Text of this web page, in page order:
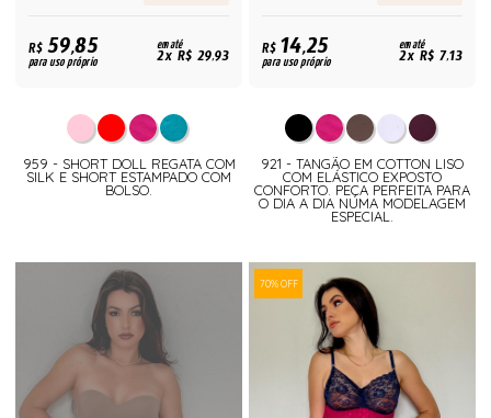
R$59,85
para uso próprio
em até
2x R$ 29,93
959 - SHORT DOLL REGATA COM
SILK E SHORT ESTAMPADO COM
BOLSO.
R$14,25
para uso próprio
em até
2x R$ 7,13
921 - TANGÃO EM COTTON LISO
COM ELÁSTICO EXPOSTO
CONFORTO. PEÇA PERFEITA PARA
O DIA A DIA NUMA MODELAGEM
ESPECIAL.
70% OFF